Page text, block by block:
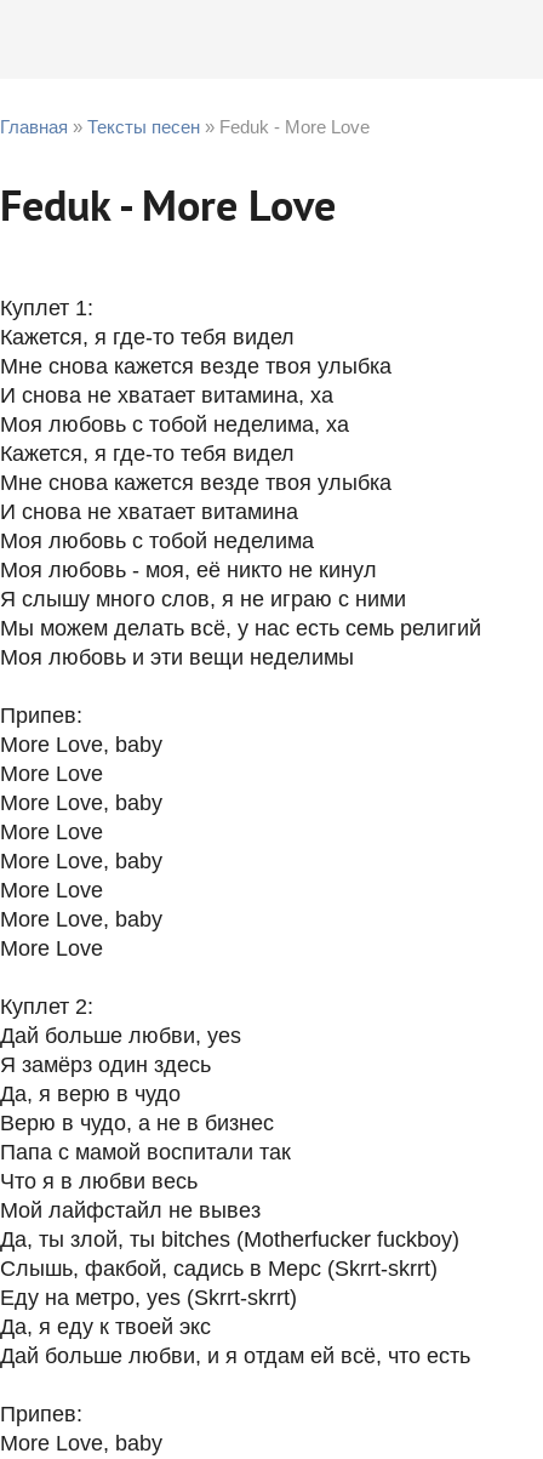
Главная » Тексты песен » Feduk - More Love
Feduk - More Love
Куплет 1:
Кажется, я где-то тебя видел
Мне снова кажется везде твоя улыбка
И снова не хватает витамина, ха
Моя любовь с тобой неделима, ха
Кажется, я где-то тебя видел
Мне снова кажется везде твоя улыбка
И снова не хватает витамина
Моя любовь с тобой неделима
Моя любовь - моя, её никто не кинул
Я слышу много слов, я не играю с ними
Мы можем делать всё, у нас есть семь религий
Моя любовь и эти вещи неделимы
Припев:
More Love, baby
More Love
More Love, baby
More Love
More Love, baby
More Love
More Love, baby
More Love
Куплет 2:
Дай больше любви, yes
Я замёрз один здесь
Да, я верю в чудо
Верю в чудо, а не в бизнес
Папа с мамой воспитали так
Что я в любви весь
Мой лайфстайл не вывез
Да, ты злой, ты bitches (Motherfucker fuckboy)
Слышь, факбой, садись в Мерс (Skrrt-skrrt)
Еду на метро, yes (Skrrt-skrrt)
Да, я еду к твоей экс
Дай больше любви, и я отдам ей всё, что есть
Припев:
More Love, baby